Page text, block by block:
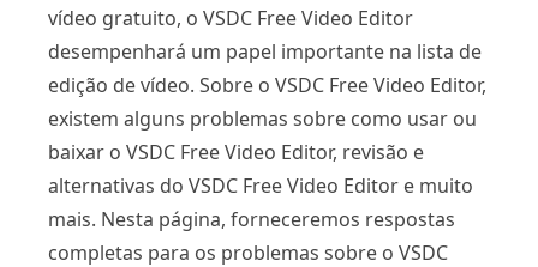
vídeo gratuito, o VSDC Free Video Editor
desempenhará um papel importante na lista de
edição de vídeo. Sobre o VSDC Free Video Editor,
existem alguns problemas sobre como usar ou
baixar o VSDC Free Video Editor, revisão e
alternativas do VSDC Free Video Editor e muito
mais. Nesta página, forneceremos respostas
completas para os problemas sobre o VSDC